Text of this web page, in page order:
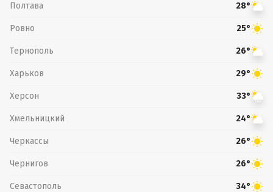
Полтава 28°
Ровно 25°
Тернополь 26°
Харьков 29°
Херсон 33°
Хмельницкий 24°
Черкассы 26°
Чернигов 26°
Севастополь 34°